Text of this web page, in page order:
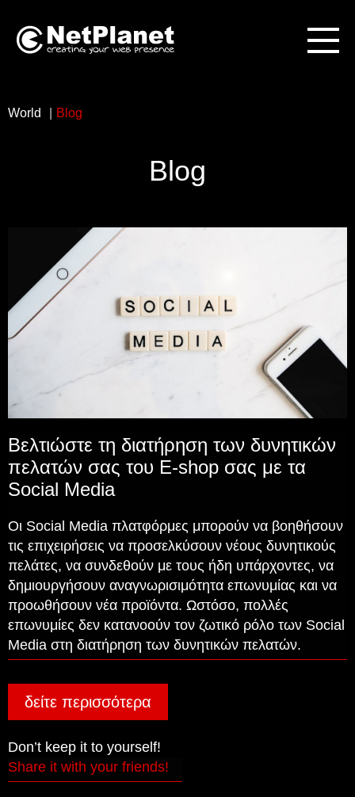
World Blog
Blog
Βελτιώστε τη διατήρηση των δυνητικών
πελατών σας του E-shop σας με τα
Social Media
Οι Social Media πλατφόρμες μπορούν να βοηθήσουν
τις επιχειρήσεις να προσελκύσουν νέους δυνητικούς
πελάτες, να συνδεθούν με τους ήδη υπάρχοντες, να
δημιουργήσουν αναγνωρισιμότητα επωνυμίας και να
προωθήσουν νέα προϊόντα. Ωστόσο, πολλές
επωνυμίες δεν κατανοούν τον ζωτικό ρόλο των Social
Media στη διατήρηση των δυνητικών πελατών.
δείτε περισσότερα
Don’t keep it to yourself!
Share it with your friends!